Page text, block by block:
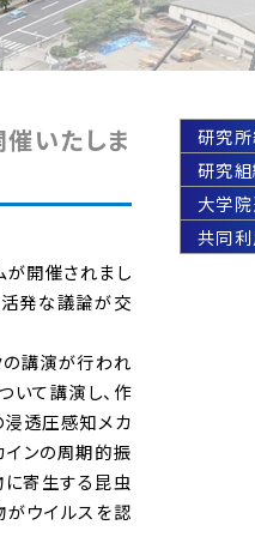
いたしま
開催されまし
発な議論が交
の講演が行われ
て講演し、作
透圧感知メカ
ンの周期的振
に寄生する昆虫
がウイルスを認
研究
研究
大学
共同利